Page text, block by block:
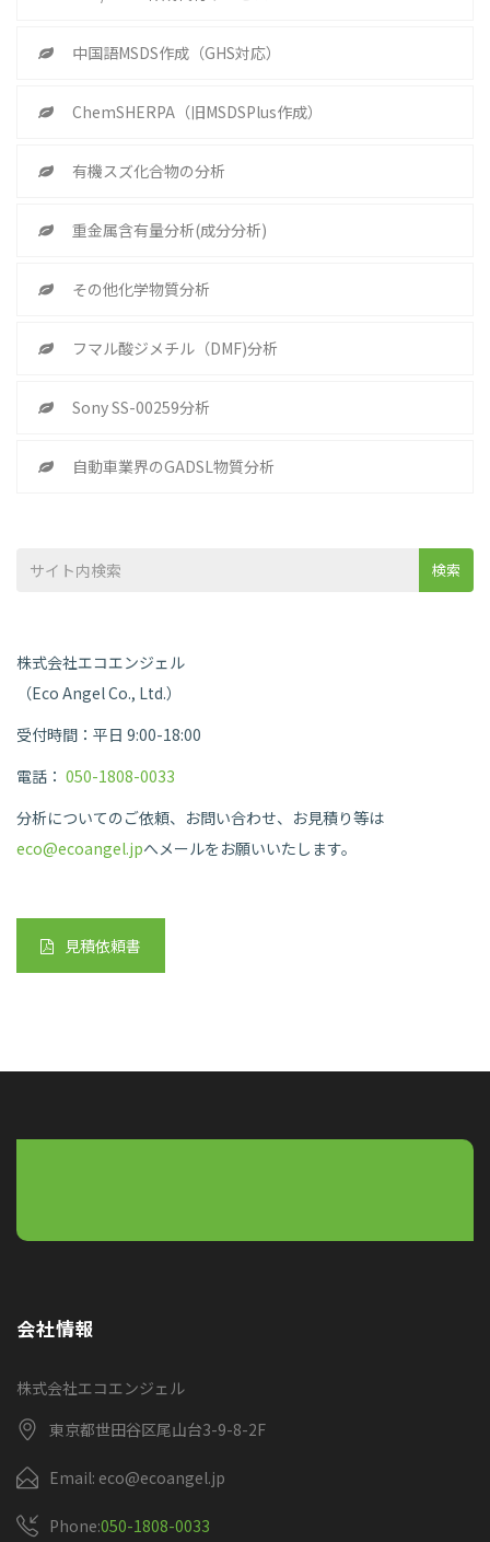
中国語MSDS作成（GHS対応）
ChemSHERPA（旧MSDSPlus作成）
有機スズ化合物の分析
重金属含有量分析(成分分析)
その他化学物質分析
フマル酸ジメチル（DMF)分析
Sony SS-00259分析
自動車業界のGADSL物質分析
検索
株式会社エコエンジェル
（Eco Angel Co., Ltd.）
受付時間：平日 9:00-18:00
電話： 050-1808-0033
分析についてのご依頼、お問い合わせ、お見積り等は
eco@ecoangel.jpへメールをお願いいたします。
見積依頼書
会社情報
株式会社エコエンジェル
東京都世田谷区尾山台3-9-8-2F
Email: eco@ecoangel.jp
Phone:050-1808-0033